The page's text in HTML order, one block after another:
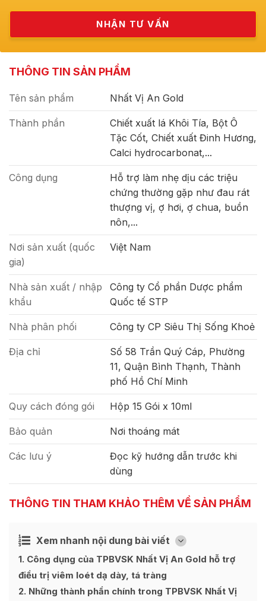
THÔNG TIN SẢN PHẨM
Tên sản phẩm Nhất Vị An Gold
Thành phần
Chiết xuất lá Khôi Tía, Bột Ô
Tặc Cốt, Chiết xuất Đinh Hương,
Calci hydrocarbonat,...
Công dụng
Hỗ trợ làm nhẹ dịu các triệu
chứng thường gặp như đau rát
thượng vị, ợ hơi, ợ chua, buồn
nôn,...
Nơi sản xuất (quốc
gia)
Việt Nam
Nhà sản xuất / nhập
khẩu
Công ty Cổ phần Dược phẩm
Quốc tế STP
Nhà phân phối Công ty CP Siêu Thị Sống Khoẻ
Địa chỉ
Số 58 Trần Quý Cáp, Phường
11, Quận Bình Thạnh, Thành
phố Hồ Chí Minh
Quy cách đóng gói Hộp 15 Gói x 10ml
Bảo quản Nơi thoáng mát
Các lưu ý
Đọc kỹ hướng dẫn trước khi
dùng
THÔNG TIN THAM KHẢO THÊM VỀ SẢN PHẨM
Xem nhanh nội dung bài viết [
Ẩn
1 Công dụng của TPBVSK Nhất Vị An Gold hỗ trợ
điều trị viêm loét dạ dày, tá tràng
2 Những thành phần chính trong TPBVSK Nhất Vị